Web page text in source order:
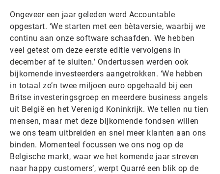
Ongeveer een jaar geleden werd Accountable
opgestart. ‘We starten met een bètaversie, waarbij we
continu aan onze software schaafden. We hebben
veel getest om deze eerste editie vervolgens in
december af te sluiten.’ Ondertussen werden ook
bijkomende investeerders aangetrokken. ‘We hebben
in totaal zo’n twee miljoen euro opgehaald bij een
Britse investeringsgroep en meerdere business angels
uit België en het Verenigd Koninkrijk. We tellen nu tien
mensen, maar met deze bijkomende fondsen willen
we ons team uitbreiden en snel meer klanten aan ons
binden. Momenteel focussen we ons nog op de
Belgische markt, waar we het komende jaar streven
naar happy customers’, werpt Quarré een blik op de